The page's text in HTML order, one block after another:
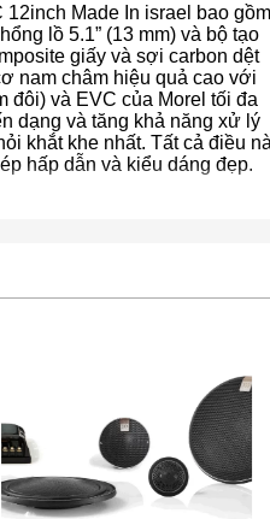
12inch Made In israel bao
lồ 5.1” (13 mm) và bộ tạo
giấy và sợi carbon dệt
nam châm hiệu quả cao với
đôi) và EVC của Morel tối đa
dạng và tăng khả năng xử lý
khắt khe nhất. Tất cả điều
hấp dẫn và kiểu dáng đẹp.